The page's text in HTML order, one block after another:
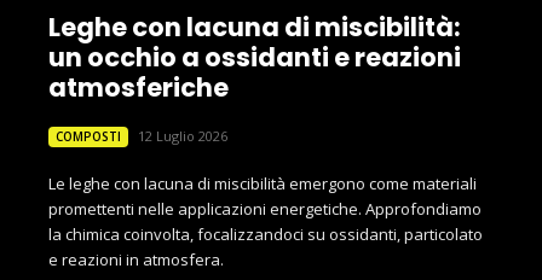
Leghe con lacuna di miscibilità:
un occhio a ossidanti e reazioni
atmosferiche
COMPOSTI 12 Luglio 2026
Le leghe con lacuna di miscibilità emergono come materiali
promettenti nelle applicazioni energetiche. Approfondiamo
la chimica coinvolta, focalizzandoci su ossidanti, particolato
e reazioni in atmosfera.